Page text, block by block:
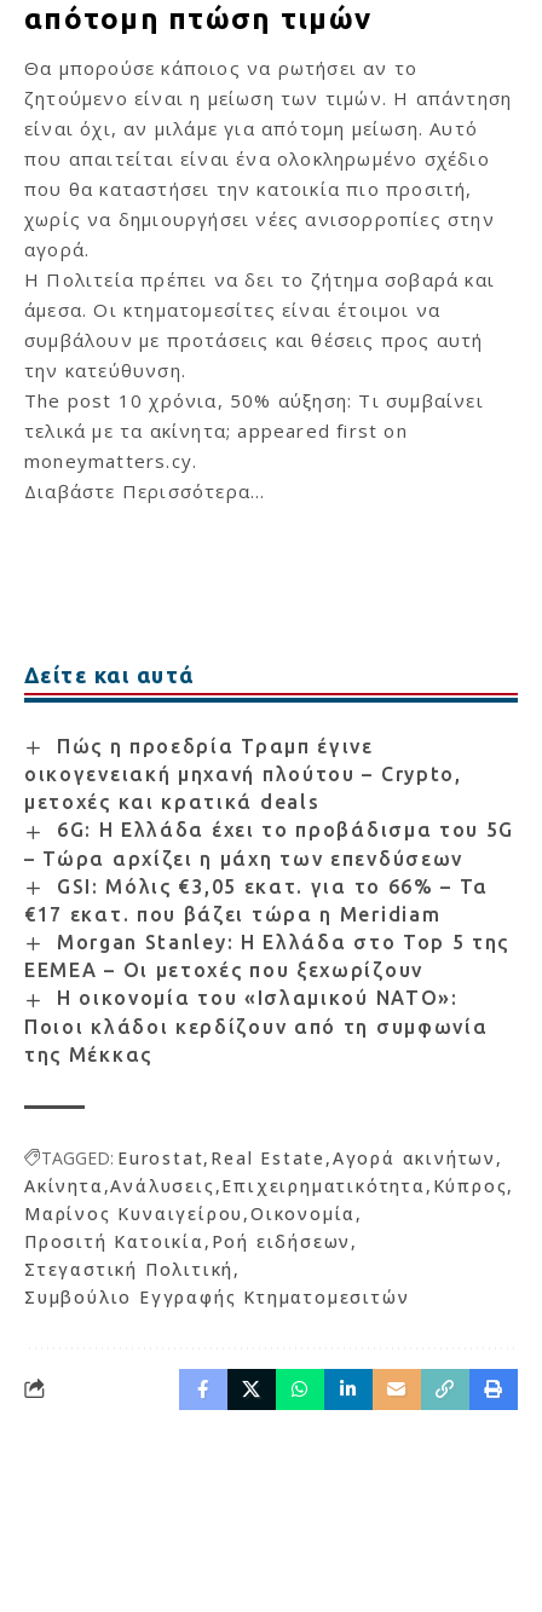
απότομη πτώση τιμών
Θα μπορούσε κάποιος να ρωτήσει αν το
ζητούμενο είναι η μείωση των τιμών. Η απάντηση
είναι όχι, αν μιλάμε για απότομη μείωση. Αυτό
που απαιτείται είναι ένα ολοκληρωμένο σχέδιο
που θα καταστήσει την κατοικία πιο προσιτή,
χωρίς να δημιουργήσει νέες ανισορροπίες στην
αγορά.
Η Πολιτεία πρέπει να δει το ζήτημα σοβαρά και
άμεσα. Οι κτηματομεσίτες είναι έτοιμοι να
συμβάλουν με προτάσεις και θέσεις προς αυτή
την κατεύθυνση.
The post 10 χρόνια, 50% αύξηση: Τι συμβαίνει
τελικά με τα ακίνητα; appeared first on
moneymatters.cy.
Διαβάστε Περισσότερα...
Δείτε και αυτά
Πώς η προεδρία Τραμπ έγινε
οικογενειακή μηχανή πλούτου – Crypto,
μετοχές και κρατικά deals
6G: Η Ελλάδα έχει το προβάδισμα του 5G
– Τώρα αρχίζει η μάχη των επενδύσεων
GSI: Μόλις €3,05 εκατ. για το 66% – Τα
€17 εκατ. που βάζει τώρα η Meridiam
Morgan Stanley: Η Ελλάδα στο Top 5 της
EEMEA – Οι μετοχές που ξεχωρίζουν
Η οικονομία του «Ισλαμικού ΝΑΤΟ»:
Ποιοι κλάδοι κερδίζουν από τη συμφωνία
της Μέκκας
TAGGED: Eurostat Real Estate Αγορά ακινήτων
Ακίνητα Ανάλυσεις Επιχειρηματικότητα Κύπρος
Μαρίνος Κυναιγείρου Οικονομία
Προσιτή Κατοικία Ροή ειδήσεων
Στεγαστική Πολιτική
Συμβούλιο Εγγραφής Κτηματομεσιτών